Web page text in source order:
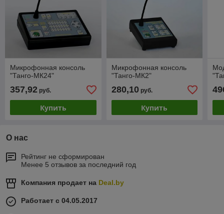
Микрофонная консоль
"Танго-МК24"
357,92 руб.
Купить
Микрофонная консоль
"Танго-МК2"
280,10руб.
Купить
О нас
Рейтинг не сформирован
Менее 5 отзывов за последний год
Компания продает на Deal.by
Работает с 04.05.2017